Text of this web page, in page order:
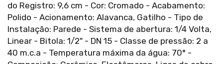
do Registro: 9,6 cm - Cor: Cromado - Acabamento:
Polido - Acionamento: Alavanca, Gatilho - Tipo de
Instalação: Parede - Sistema de abertura: 1/4 Volta,
Linear - Bitola: 1/2" - DN 15 - Classe de pressão: 2 a
40 m.c.a - Temperatura máxima da água: 70° -